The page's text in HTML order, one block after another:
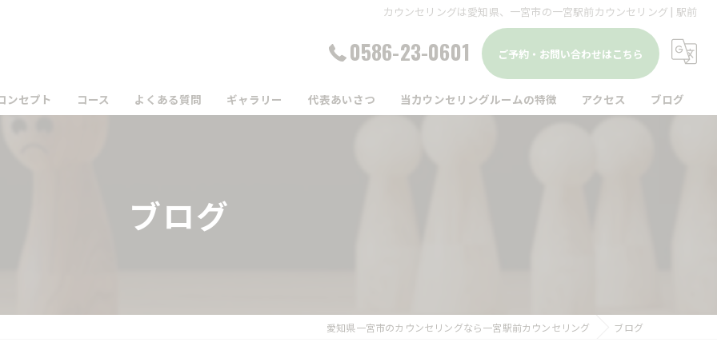
カウンセリングは愛知県、一宮市の一宮駅前カウンセリング | 駅前
0586-23-0601 ご予約・お問い合わせはこちら
ンセプト コース よくある質問 ギャラリー 代表あいさつ 当カウンセリングルームの特徴 アクセス ブログ
ブログ
愛知県一宮市のカウンセリングなら一宮駅前カウンセリング ブログ